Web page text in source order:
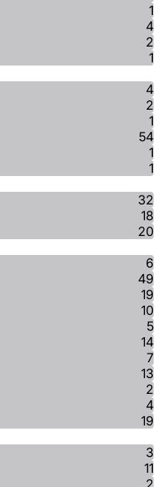
1
4
2
1
4
2
1
54
1
1
32
18
20
6
49
19
10
5
14
7
13
2
4
19
3
11
2